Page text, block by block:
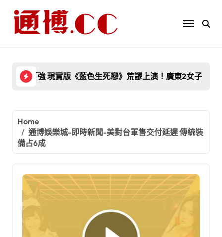
content
癌抗生素」 黑心業者囂張嗆：官府檢查隨便弄弄就好！
版《藍色生死戀》荒謬上演！廣東2女子「抱錯人生悲慘37
當自家廚房在玩？
Home
通博娛樂城-即時新聞-美對台軍售交付延遲 傳統裝
備占6成